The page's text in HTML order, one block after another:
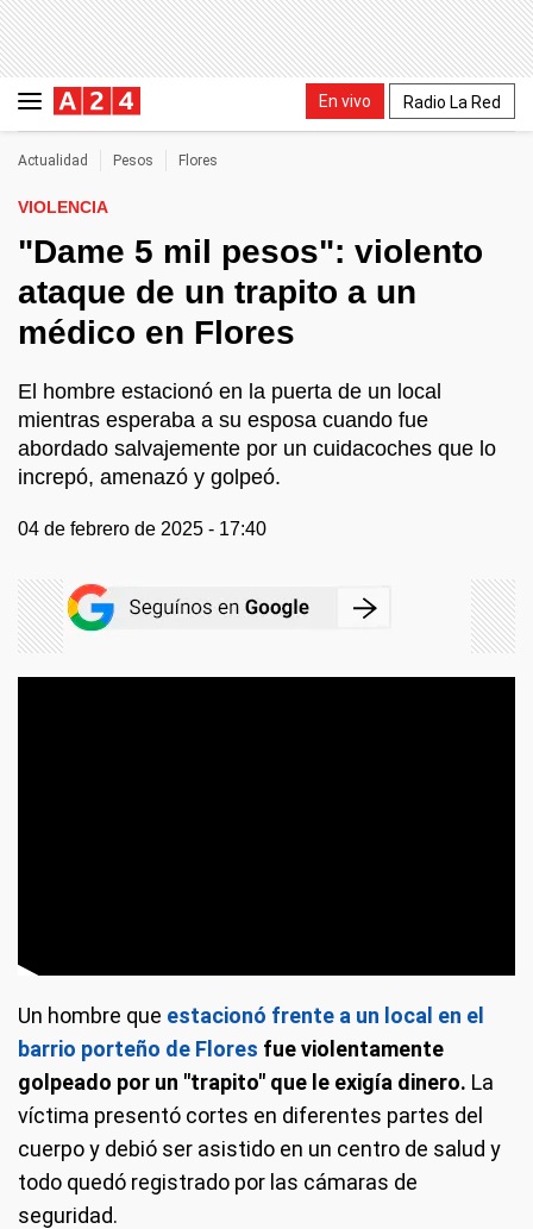
En vivo Radio La Red
Actualidad Pesos Flores
VIOLENCIA
"Dame 5 mil pesos": violento
ataque de un trapito a un
médico en Flores
El hombre estacionó en la puerta de un local
mientras esperaba a su esposa cuando fue
abordado salvajemente por un cuidacoches que lo
increpó, amenazó y golpeó.
04 de febrero de 2025 - 17:40
Un hombre que estacionó frente a un local en el
barrio porteño de Flores fue violentamente
golpeado por un "trapito" que le exigía dinero. La
víctima presentó cortes en diferentes partes del
cuerpo y debió ser asistido en un centro de salud y
todo quedó registrado por las cámaras de
seguridad.